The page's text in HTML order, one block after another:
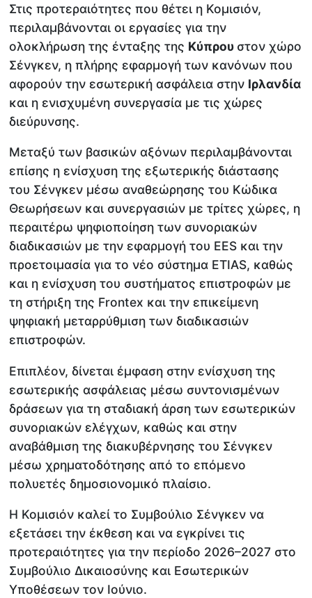
Στις προτεραιότητες που θέτει η Κομισιόν,
περιλαμβάνονται οι εργασίες για την
ολοκλήρωση της ένταξης της Κύπρου στον χώρο
Σένγκεν, η πλήρης εφαρμογή των κανόνων που
αφορούν την εσωτερική ασφάλεια στην Ιρλανδία
και η ενισχυμένη συνεργασία με τις χώρες
διεύρυνσης.
Μεταξύ των βασικών αξόνων περιλαμβάνονται
επίσης η ενίσχυση της εξωτερικής διάστασης
του Σένγκεν μέσω αναθεώρησης του Κώδικα
Θεωρήσεων και συνεργασιών με τρίτες χώρες, η
περαιτέρω ψηφιοποίηση των συνοριακών
διαδικασιών με την εφαρμογή του EES και την
προετοιμασία για το νέο σύστημα ETIAS, καθώς
και η ενίσχυση του συστήματος επιστροφών με
τη στήριξη της Frontex και την επικείμενη
ψηφιακή μεταρρύθμιση των διαδικασιών
επιστροφών.
Επιπλέον, δίνεται έμφαση στην ενίσχυση της
εσωτερικής ασφάλειας μέσω συντονισμένων
δράσεων για τη σταδιακή άρση των εσωτερικών
συνοριακών ελέγχων, καθώς και στην
αναβάθμιση της διακυβέρνησης του Σένγκεν
μέσω χρηματοδότησης από το επόμενο
πολυετές δημοσιονομικό πλαίσιο.
Η Κομισιόν καλεί το Συμβούλιο Σένγκεν να
εξετάσει την έκθεση και να εγκρίνει τις
προτεραιότητες για την περίοδο 2026–2027 στο
Συμβούλιο Δικαιοσύνης και Εσωτερικών
Υποθέσεων τον Ιούνιο.